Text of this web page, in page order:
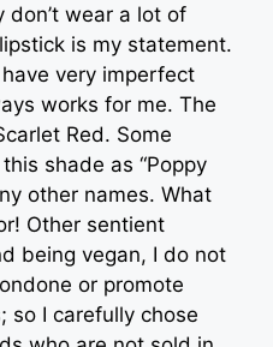
don’t wear a lot of
is my statement.
have very imperfect
works for me. The
Red. Some
shade as “Poppy
other names. What
Other sentient
being vegan, I do not
or promote
so I carefully chose